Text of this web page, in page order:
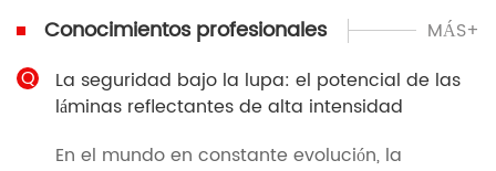
también un componente esencial para garantizar
la visibilidad de los vehículos en la carretera,
especialmente en condiciones de poca luz o
condiciones meteorológicas adversas.
Conocimientos profesionales
MÁS+
Q
La seguridad bajo la lupa: el potencial de las
láminas reflectantes de alta intensidad
En el mundo en constante evolución, la